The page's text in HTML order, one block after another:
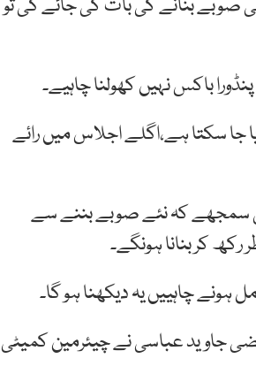
صوبے بنانے کی بات کی جائے گی تو
باکس نہیں کھولنا چاہیے۔
جا سکتا ہے،اگلے اجلاس میں رائے
سمجھے کہ نئے صوبے بننے سے
کر بنانا ہونگے۔
چاہییں یہ دیکھنا ہو گا۔
جاوید عباسی نے چیئرمین کمیٹی